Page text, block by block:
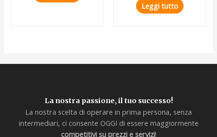
Leggi tutto
La nostra passione, il tuo successo!
La nostra scelta di operare in prima persona, senza
intermediari, ci consente OGGI di essere maggiormente
competitivi su prezzi e servizi!